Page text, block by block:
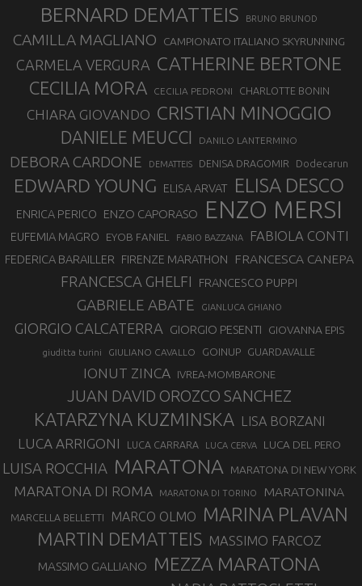
BERNARD DEMATTEIS BRUNO BRUNOD
CAMILLA MAGLIANO CAMPIONATO ITALIANO SKYRUNNING
CARMELA VERGURA CATHERINE BERTONE
CECILIA MORA CECILIA PEDRONI CHARLOTTE BONIN
CHIARA GIOVANDO CRISTIAN MINOGGIO
DANIELE MEUCCI DANILO LANTERMINO
DEBORA CARDONE DEMATTEIS DENISA DRAGOMIR Dodecarun
EDWARD YOUNG ELISA ARVAT ELISA DESCO
ENRICA PERICO ENZO CAPORASO ENZO MERSI
EUFEMIA MAGRO EYOB FANIEL FABIO BAZZANA FABIOLA CONTI
FEDERICA BARAILLER FIRENZE MARATHON FRANCESCA CANEPA
FRANCESCA GHELFI FRANCESCO PUPPI
GABRIELE ABATE GIANLUCA GHIANO
GIORGIO CALCATERRA GIORGIO PESENTI GIOVANNA EPIS
giuditta turini GIULIANO CAVALLO GOINUP GUARDAVALLE
IONUT ZINCA IVREA-MOMBARONE
JUAN DAVID OROZCO SANCHEZ
KATARZYNA KUZMINSKA LISA BORZANI
LUCA ARRIGONI LUCA CARRARA LUCA CERVA LUCA DEL PERO
LUISA ROCCHIA MARATONA MARATONA DI NEW YORK
MARATONA DI ROMA MARATONA DI TORINO MARATONINA
MARCELLA BELLETTI MARCO OLMO MARINA PLAVAN
MARTIN DEMATTEIS MASSIMO FARCOZ
MASSIMO GALLIANO MEZZA MARATONA